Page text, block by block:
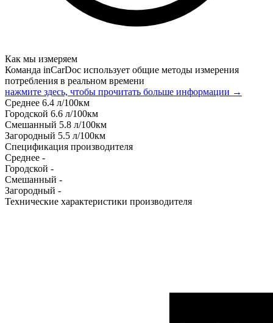
Как мы измеряем
Команда inCarDoc использует общие методы измерения
потребления в реальном времени
нажмите здесь, чтобы прочитать больше информации →
Среднее 6.4 л/100км
Городской 6.6 л/100км
Смешанный 5.8 л/100км
Загородный 5.5 л/100км
Спецификация производителя
Среднее -
Городской -
Смешанный -
Загородный -
Технические характеристики производителя